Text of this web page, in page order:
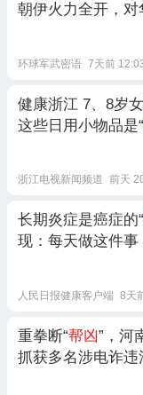
朝伊火力全开，对
环球军武密语 7天前
健康浙江 7、8岁
这些日用小物品是“
浙江电视新闻频道 前天
长期炎症是癌症的“
现：每天做这件事
人民日报健康客户端 8天
重拳断“帮凶”，河
抓获多名涉电诈违